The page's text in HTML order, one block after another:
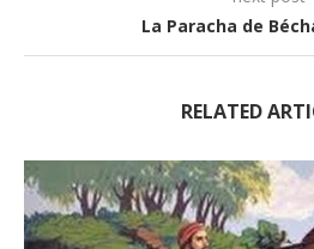
La Paracha de
RELATED